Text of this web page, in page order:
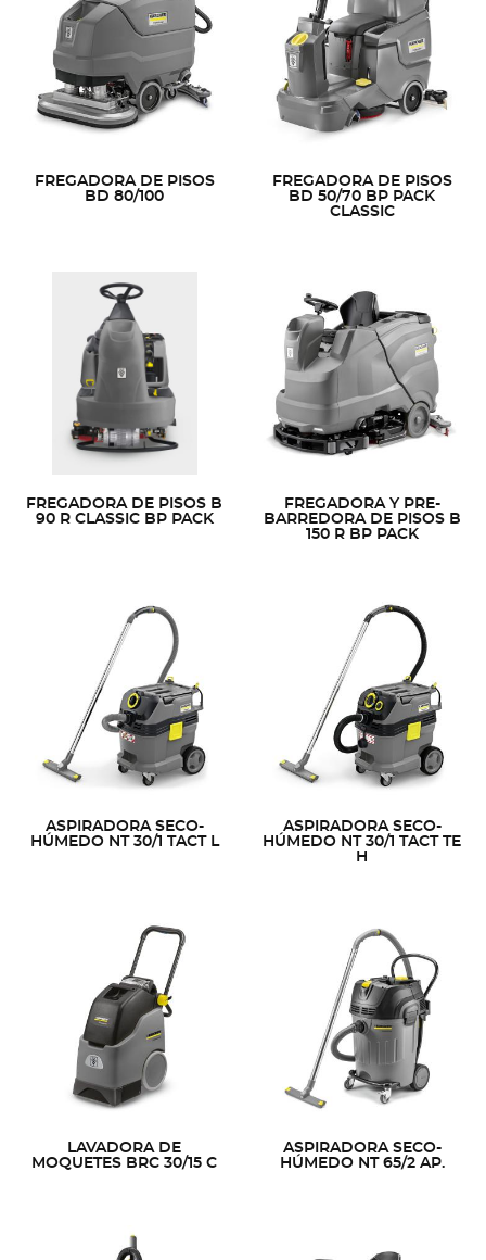
FREGADORA DE PISOS
BD 80/100
FREGADORA DE PISOS
BD 50/70 BP PACK
CLASSIC
FREGADORA DE PISOS B
90 R CLASSIC BP PACK
FREGADORA Y PRE-
BARREDORA DE PISOS B
150 R BP PACK
ASPIRADORA SECO-
HÚMEDO NT 30/1 TACT L
ASPIRADORA SECO-
HÚMEDO NT 30/1 TACT TE
H
LAVADORA DE
MOQUETES BRC 30/15 C
ASPIRADORA SECO-
HÚMEDO NT 65/2 AP.